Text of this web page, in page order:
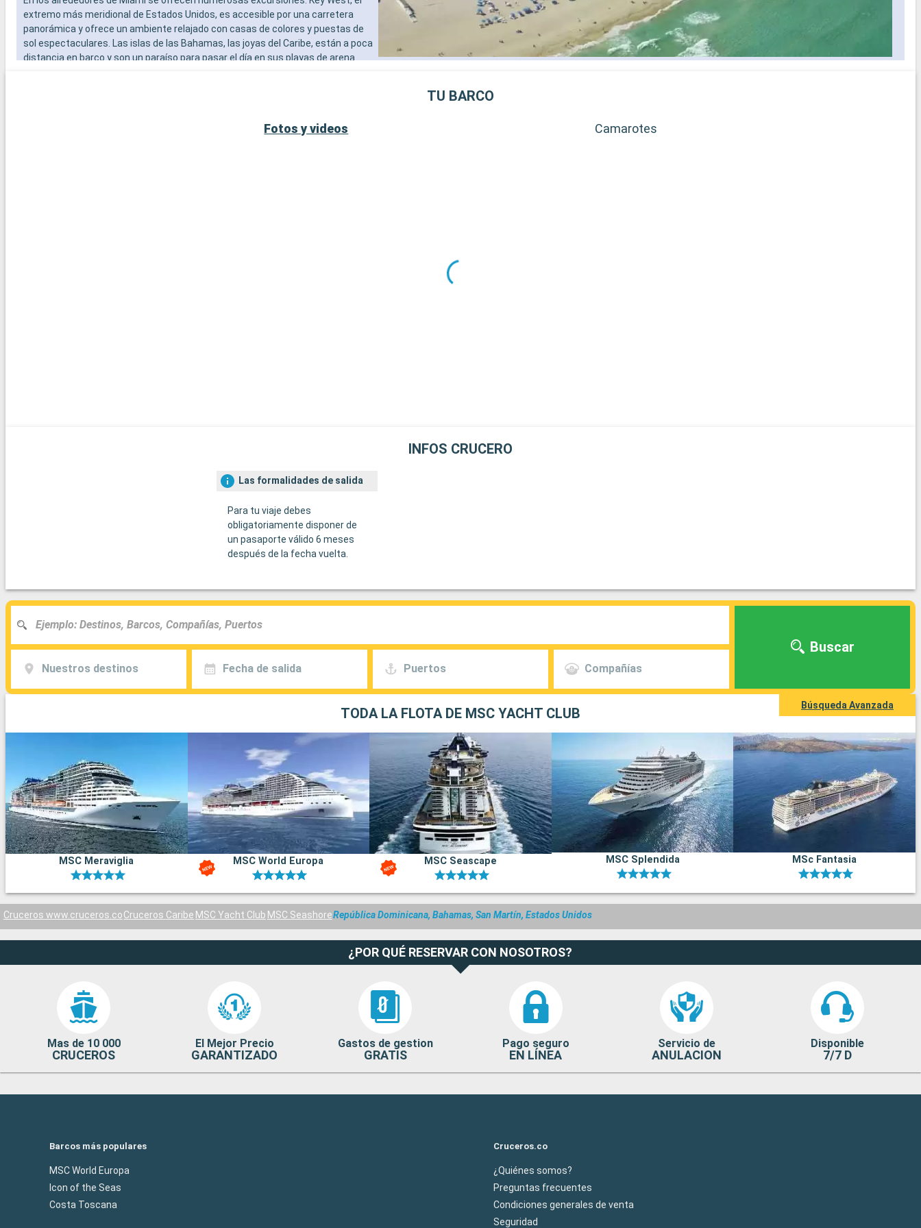
adultos)
- 40% de descuento en una selección
prepago de spa
- 10% de descuento en todos los
tratamientos de spa adquiridos a bordo
- Embarque prioritario y entrega de
extremo más meridional de Estados Unidos, es accesible por una carretera
panorámica y ofrece un ambiente relajado con casas de colores y puestas de
sol espectaculares. Las islas de las Bahamas, las joyas del Caribe, están a poca
distancia en barco y son un paraíso para pasar el día en sus playas de arena
TU BARCO
Fotos y videos Camarotes
INFOS CRUCERO
Las formalidades de salida
Para tu viaje debes
obligatoriamente disponer de
un pasaporte válido 6 meses
después de la fecha vuelta.
Nuestros destinos Fecha de salida Puertos Compañías
Buscar
Búsqueda Avanzada
TODA LA FLOTA DE MSC YACHT CLUB
MSC Meraviglia MSC World Europa MSC Seascape MSC Splendida MSc Fantasia
Cruceros www.cruceros.coCruceros Caribe MSC Yacht Club MSC SeashoreRepública Dominicana, Bahamas, San Martín, Estados Unidos
¿POR QUÉ RESERVAR CON NOSOTROS?
Mas de 10 000
CRUCEROS
El Mejor Precio
GARANTIZADO
Gastos de gestion
GRATIS
Pago seguro
EN LÍNEA
Servicio de
ANULACION
Disponible
7/7 D
Barcos más populares
MSC World Europa
Icon of the Seas
Costa Toscana
Cruceros.co
¿Quiénes somos?
Preguntas frecuentes
Condiciones generales de venta
Seguridad